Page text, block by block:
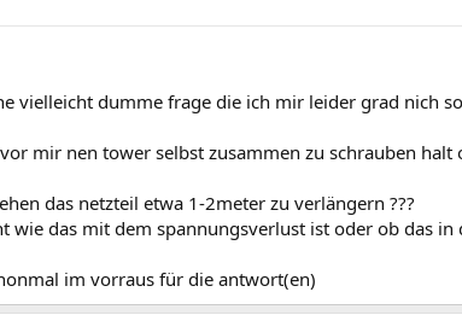
vielleicht dumme frage die ich mir leider grad nich
mir nen tower selbst zusammen zu schrauben
das netzteil etwa 1-2meter zu verlängern ???
wie das mit dem spannungsverlust ist oder ob das in
im vorraus für die antwort(en)